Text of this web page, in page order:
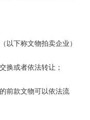
下称文物拍卖企业）
或者依法转让；
前款文物可以依法流